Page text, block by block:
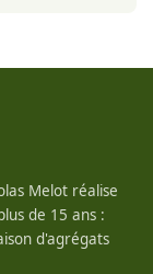
Melot réalise
de 15 ans :
d'agrégats